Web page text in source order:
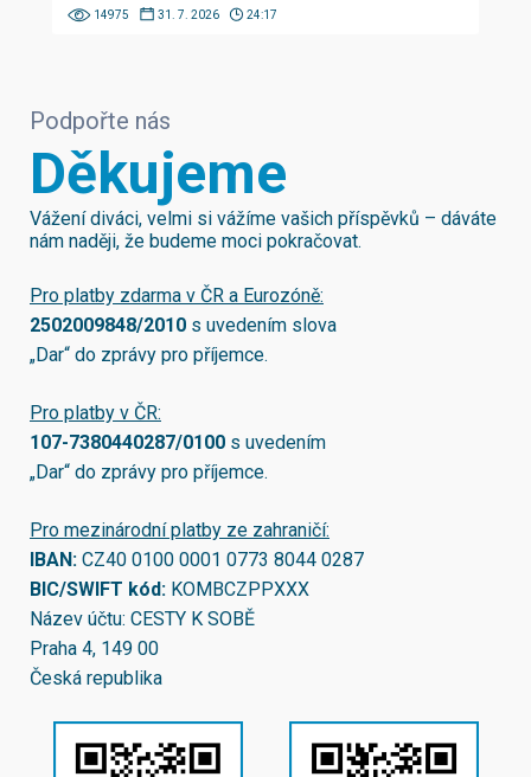
14975 31. 7. 2026 24:17
Podpořte nás
Děkujeme
Vážení diváci, velmi si vážíme vašich příspěvků – dáváte
nám naději, že budeme moci pokračovat.
Pro platby zdarma v ČR a Eurozóně:
2502009848/2010 s uvedením slova
„Dar“ do zprávy pro příjemce.
Pro platby v ČR:
107-7380440287/0100 s uvedením
„Dar“ do zprávy pro příjemce.
Pro mezinárodní platby ze zahraničí:
IBAN: CZ40 0100 0001 0773 8044 0287
BIC/SWIFT kód: KOMBCZPPXXX
Název účtu: CESTY K SOBĚ
Praha 4, 149 00
Česká republika